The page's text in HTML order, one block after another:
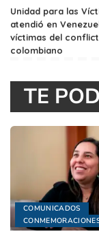
Unidad para las
atendió en
víctimas del
colombiano
TE
COMUNICADOS